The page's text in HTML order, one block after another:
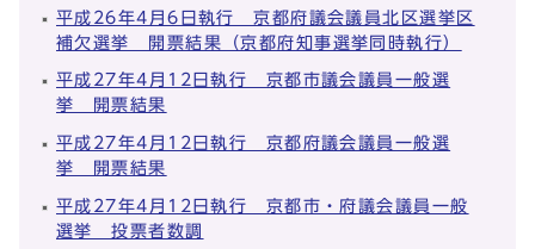
平成26年4月6日執行 京都府議会議員北区選挙区
補欠選挙 開票結果（京都府知事選挙同時執行）
平成27年4月12日執行 京都市議会議員一般選
挙 開票結果
平成27年4月12日執行 京都府議会議員一般選
挙 開票結果
平成27年4月12日執行 京都市・府議会議員一般
選挙 投票者数調